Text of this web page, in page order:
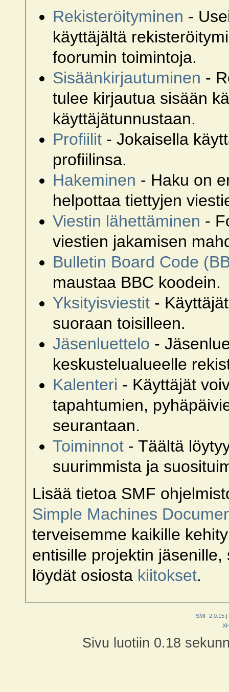
Rekisteröityminen -
käyttäjältä
foorumin toimintoja.
Sisäänkirjautuminen -
tulee kirjautua sisään
käyttäjätunnustaan.
Profiilit- Jokaisella
profiilinsa.
Hakeminen - Haku on
helpottaa tiettyjen
Viestin lähettäminen -
viestien jakamisen
Bulletin Board Code
maustaa BBC koodein.
Yksityisviestit-
suoraan toisilleen.
Jäsenluettelo -
keskustelualueelle
Kalenteri - Käyttäjät
tapahtumien,
seurantaan.
Toiminnot- Täältä
suurimmista ja
Lisää tietoa SMF
Simple Machines
terveisemme kaikille
entisille projektin
löydät osiosta kiitokset.
SMF 2.0.15 |
Sivu luotiin 0.18